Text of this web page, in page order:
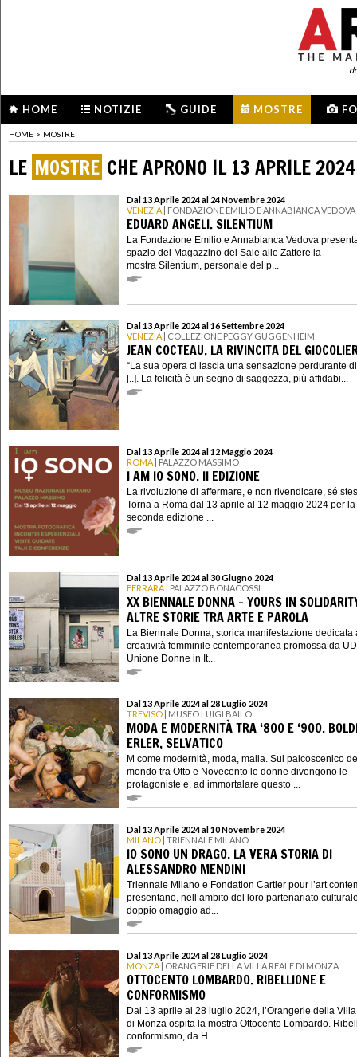
HOME NOTIZIE GUIDE MOSTRE
HOME > MOSTRE
LE MOSTRE CHE APRONO IL 13 APRILE 2024
Dal 13 Aprile 2024 al 24 Novembre 2024
VENEZIA | FONDAZIONE EMILIO E ANNABIANCA VEDOVA
EDUARD ANGELI. SILENTIUM
La Fondazione Emilio e Annabianca Vedova
spazio del Magazzino del Sale alle Zattere la
mostra Silentium, personale del p...
Dal 13 Aprile 2024 al 16 Settembre 2024
VENEZIA | COLLEZIONE PEGGY GUGGENHEIM
JEAN COCTEAU. LA RIVINCITA DEL
“La sua opera ci lascia una sensazione perdurante
[..]. La felicità è un segno di saggezza, più affidabi...
Dal 13 Aprile 2024 al 12 Maggio 2024
ROMA | PALAZZO MASSIMO
I AM IO SONO. II EDIZIONE
La rivoluzione di affermare, e non rivendicare, sé
Torna a Roma dal 13 aprile al 12 maggio 2024 per la
seconda edizione ...
Dal 13 Aprile 2024 al 30 Giugno 2024
FERRARA | PALAZZO BONACOSSI
XX BIENNALE DONNA - YOURS IN
ALTRE STORIE TRA ARTE E PAROLA
La Biennale Donna, storica manifestazione dedicata
creatività femminile contemporanea promossa da
Unione Donne in It...
Dal 13 Aprile 2024 al 28 Luglio 2024
TREVISO | MUSEO LUIGI BAILO
MODA E MODERNITÀ TRA ‘800 E ‘900.
ERLER, SELVATICO
M come modernità, moda, malia. Sul palcoscenico
mondo tra Otto e Novecento le donne divengono le
protagoniste e, ad immortalare questo ...
Dal 13 Aprile 2024 al 10 Novembre 2024
MILANO | TRIENNALE MILANO
IO SONO UN DRAGO. LA VERA STORIA DI
ALESSANDRO MENDINI
Triennale Milano e Fondation Cartier pour l’art
presentano, nell’ambito del loro partenariato
doppio omaggio ad...
Dal 13 Aprile 2024 al 28 Luglio 2024
MONZA | ORANGERIE DELLA VILLA REALE DI MONZA
OTTOCENTO LOMBARDO. RIBELLIONE E
CONFORMISMO
Dal 13 aprile al 28 luglio 2024, l’Orangerie della
di Monza ospita la mostra Ottocento Lombardo.
conformismo, da H...